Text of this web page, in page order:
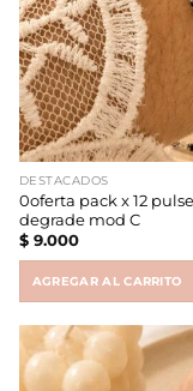
DESTACADOS
0oferta pack x 12
degrade mod C
$9.000
AGREGAR AL CARRITO